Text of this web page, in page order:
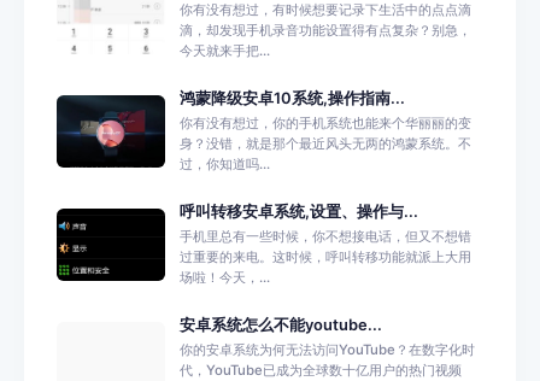
你有没有想过，有时候想要记录下生活中的点点滴
滴，却发现手机录音功能设置得有点复杂？别急，
今天就来手把...
鸿蒙降级安卓10系统,操作指南...
你有没有想过，你的手机系统也能来个华丽丽的变
身？没错，就是那个最近风头无两的鸿蒙系统。不
过，你知道吗...
呼叫转移安卓系统,设置、操作与...
手机里总有一些时候，你不想接电话，但又不想错
过重要的来电。这时候，呼叫转移功能就派上大用
场啦！今天，...
安卓系统怎么不能youtube...
你的安卓系统为何无法访问YouTube？在数字化时
代，YouTube已成为全球数十亿用户的热门视频